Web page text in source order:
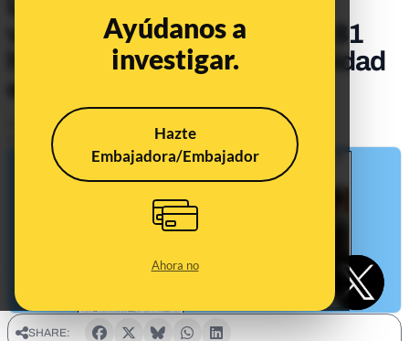
Ayúdanos a
investigar.
Hazte
Embajadora/Embajador
Ahora no
Ucrania: 16 millones de
visualizaciones y más de 181
horas sin nota de la comunidad
en Twitter (X)*
Publicado el
Actualizado el
Feb 13, 2025, 12:02:00 PM
SHARE: